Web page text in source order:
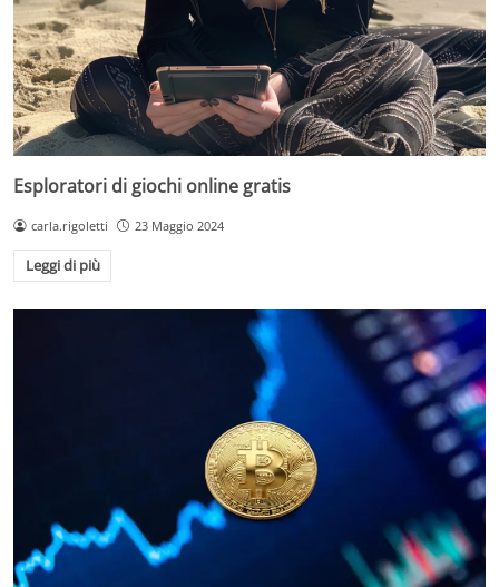
Esploratori di giochi online gratis
carla.rigoletti 23 Maggio 2024
Leggi di più